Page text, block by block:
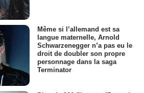
Même si l’allemand est sa
langue maternelle, Arnold
Schwarzenegger n’a pas eu le
droit de doubler son propre
personnage dans la saga
Terminator